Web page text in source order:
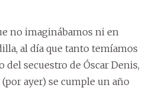
no imaginábamos ni en
al día que tanto temíamos
del secuestro de Óscar Denis,
ayer) se cumple un año